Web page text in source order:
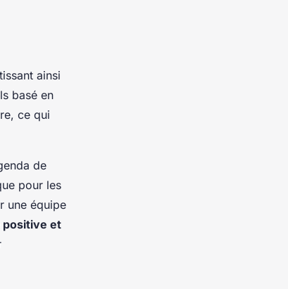
ainsi
basé en
ce qui
de
pour les
une équipe
positive et